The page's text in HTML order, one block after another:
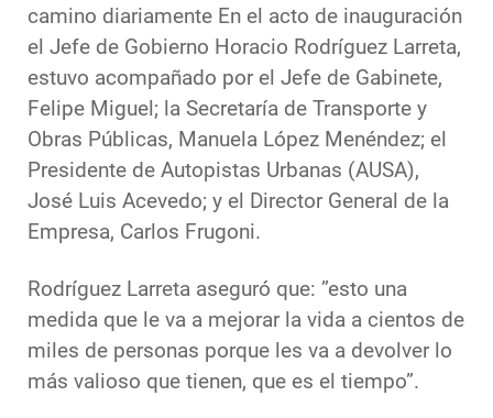
camino diariamente En el acto de inauguración
el Jefe de Gobierno Horacio Rodríguez Larreta,
estuvo acompañado por el Jefe de Gabinete,
Felipe Miguel; la Secretaría de Transporte y
Obras Públicas, Manuela López Menéndez; el
Presidente de Autopistas Urbanas (AUSA),
José Luis Acevedo; y el Director General de la
Empresa, Carlos Frugoni.
Rodríguez Larreta aseguró que: ”esto una
medida que le va a mejorar la vida a cientos de
miles de personas porque les va a devolver lo
más valioso que tienen, que es el tiempo”.